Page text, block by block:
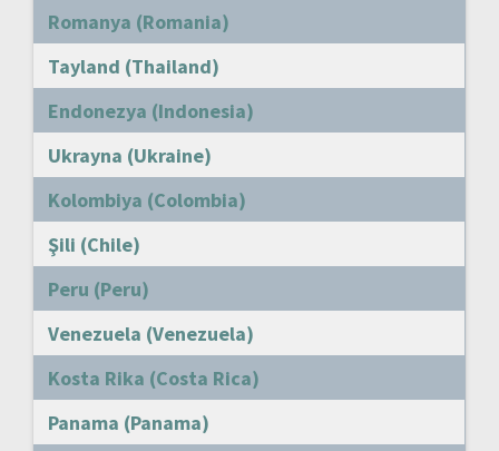
Romanya (Romania)
Tayland (Thailand)
Endonezya (Indonesia)
Ukrayna (Ukraine)
Kolombiya (Colombia)
Şili (Chile)
Peru (Peru)
Venezuela (Venezuela)
Kosta Rika (Costa Rica)
Panama (Panama)